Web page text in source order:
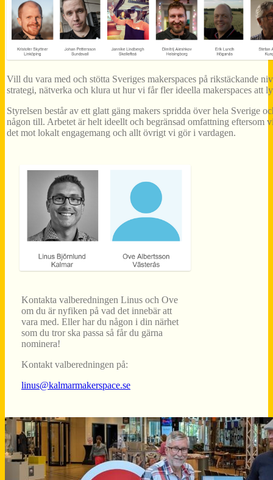
Vill du vara med och stötta Sveriges makerspaces på rikstäckande
strategi, nätverka och klura ut hur vi får fler ideella makerspaces att
Styrelsen består av ett glatt gäng makers spridda över hela Sverige
någon till. Arbetet är helt ideellt och begränsad omfattning eftersom
det mot lokalt engagemang och allt övrigt vi gör i vardagen.
Kontakta valberedningen Linus och Ove
om du är nyfiken på vad det innebär att
vara med. Eller har du någon i din närhet
som du tror ska passa så får du gärna
nominera!
Kontakt valberedningen på:
linus@kalmarmakerspace.se